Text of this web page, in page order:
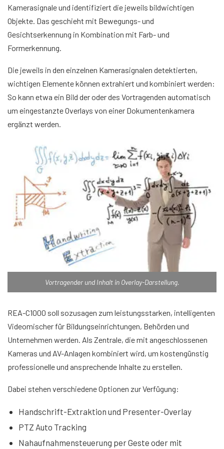
Kamerasignale und identifiziert die jeweils bildwichtigen
Objekte. Das geschieht mit Bewegungs- und
Gesichtserkennung in Kombination mit Farb- und
Formerkennung.
Die jeweils in den einzelnen Kamerasignalen detektierten,
wichtigen Elemente können extrahiert und kombiniert werden:
So kann etwa ein Bild der oder des Vortragenden automatisch
um eingestanzte Overlays von einer Dokumentenkamera
ergänzt werden.
Vortragender und Inhalt in Overlay-Darstellung.
REA-C1000 soll sozusagen zum leistungsstarken, intelligenten
Videomischer für Bildungseinrichtungen, Behörden und
Unternehmen werden. Als Zentrale, die mit angeschlossenen
Kameras und AV-Anlagen kombiniert wird, um kostengünstig
professionelle und ansprechende Inhalte zu erstellen.
Dabei stehen verschiedene Optionen zur Verfügung:
Handschrift-Extraktion und Presenter-Overlay
PTZ Auto Tracking
Nahaufnahmensteuerung per Geste oder mit